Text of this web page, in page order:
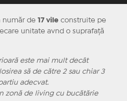
număr de 17 vileconstruite pe
unitate avnd o suprafață
este mai mult decât
să de către 2 sau chiar 3
adecvat.
zonă de living cu bucătărie